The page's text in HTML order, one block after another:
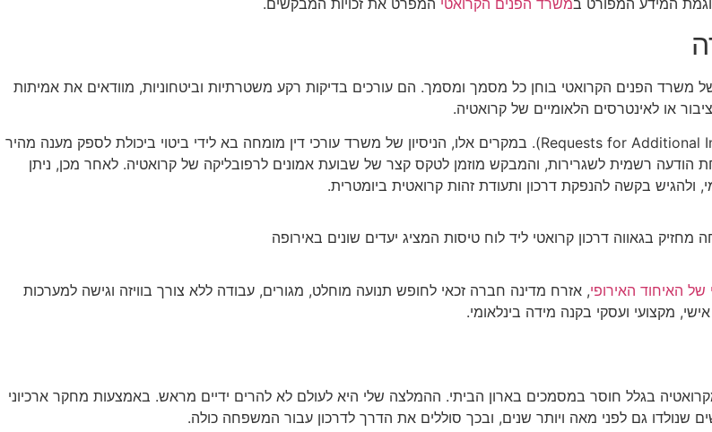
המידע המפורט במשרד הפנים הקרואטי המפרט את זכויות המבקשים.
הפנים הקרואטי בוחן כל מסמך ומסמך. הם עורכים בדיקות רקע משטרתיות וביטחוניות, מוודאים את אמיתות
או לאינטרסים הלאומיים של קרואטיה.
במהלך תקופת ההמתנה, ייתכן כי הרשויות יבקשו השלמות או הבהרות (Requests for Additional Information). במקרים אלו, הניסיון של משרד עורכי דין מומחה בא לידי ביטוי ביכולת לספק מענה מהיר
רשמית לשגרירות, והמבקש מוזמן לטקס קצר של שבועת אמונים לרפובליקה של קרואטיה. לאחר מכן, ניתן
האיחוד האירופי, אזרח מדינה חברה זכאי לחופש תנועה מוחלט, מגורים, עבודה ללא צורך בוויזה וגישה למערכות
בגלל חוסר במסמכים בארון הביתי. ההמלצה שלי היא לעולם לא להרים ידיים מראש. באמצעות מחקר ארכיוני
שנולדו גם לפני מאה ויותר שנים, ובכך סוללים את הדרך לדרכון עבור המשפחה כולה.